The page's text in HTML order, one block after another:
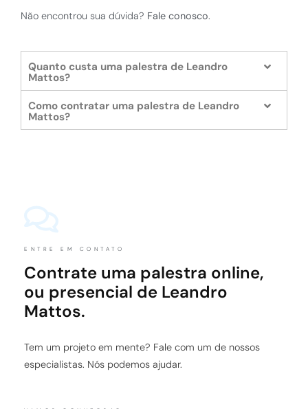
Não encontrou sua dúvida? Fale conosco.
Quanto custa uma palestra de Leandro
Mattos?
Como contratar uma palestra de Leandro
Mattos?
ENTRE EM CONTATO
Contrate uma palestra online,
ou presencial de Leandro
Mattos.
Tem um projeto em mente? Fale com um de nossos
especialistas. Nós podemos ajudar.